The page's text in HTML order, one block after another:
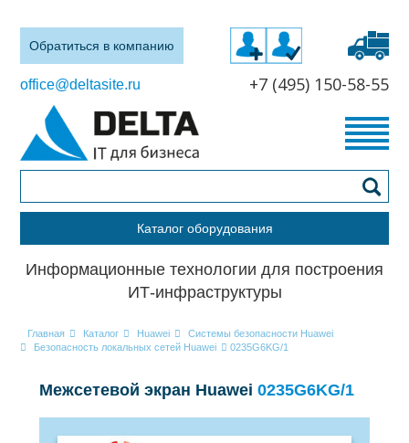
Обратиться в компанию
office@deltasite.ru +7 (495) 150-58-55
Каталог оборудования
Информационные технологии для построения
ИТ-инфраструктуры
Главная Каталог Huawei
Системы безопасности Huawei
Безопасность локальных сетей Huawei
0235G6KG/1
Межсетевой экран Huawei 0235G6KG/1